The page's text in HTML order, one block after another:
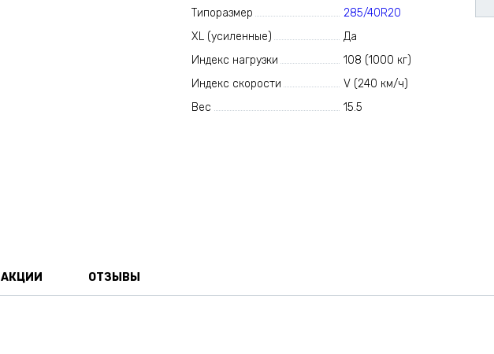
Типоразмер
285/40R20
XL (усиленные)
Да
Индекс нагрузки
108 (1000 кг)
Индекс скорости
V (240 км/ч)
Вес
15.5
АКЦИИ ОТЗЫВЫ